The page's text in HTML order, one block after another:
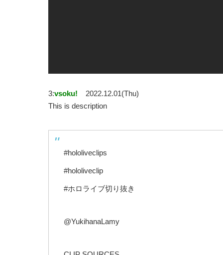
3:vsoku!
2022.12.01(Thu)
This is description
#hololiveclips
#hololiveclip
#ホロライブ切り抜き
@YukihanaLamy